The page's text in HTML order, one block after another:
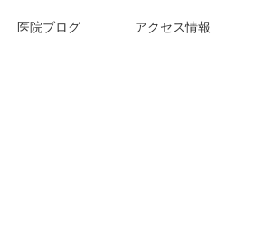
医院ブログ アクセス情報